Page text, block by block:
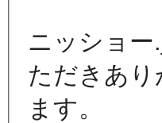
ニッショー
ただきあ
ます。